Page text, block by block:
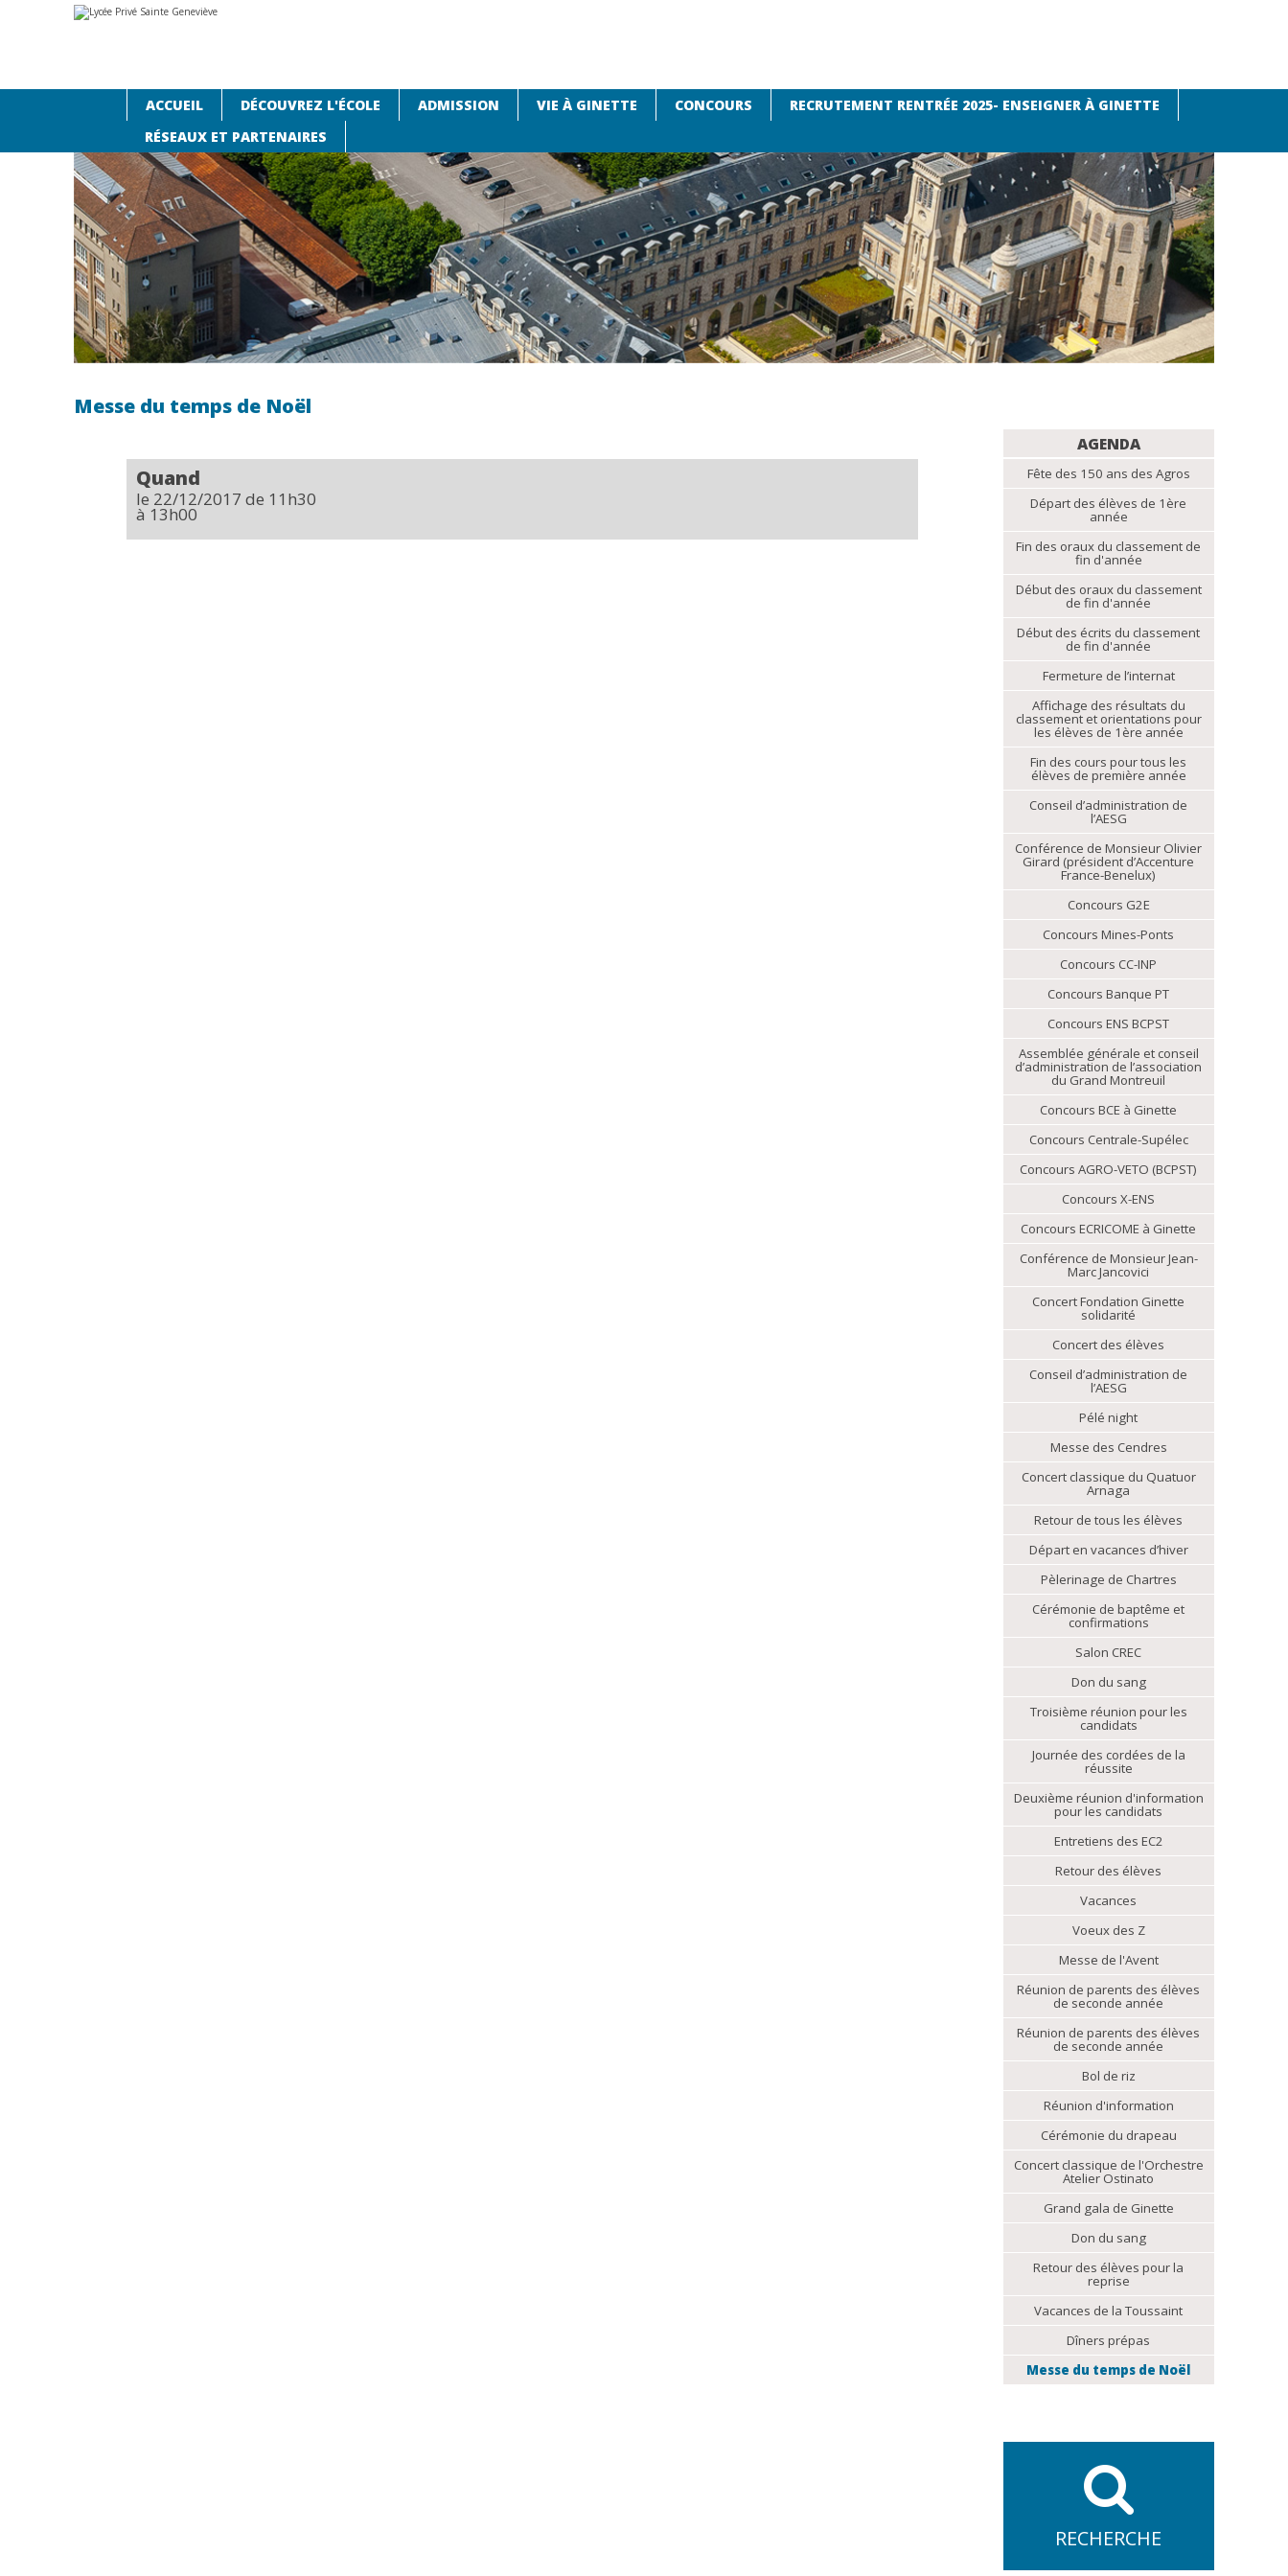
la
ACCUEIL DÉCOUVREZ L'ÉCOLE ADMISSION VIE À GINETTE CONCOURS
RECRUTEMENT RENTRÉE 2025- ENSEIGNER À GINETTE
RÉSEAUX ET PARTENAIRES
Accueil›Agenda Messe du temps de Noël
NAVIGATIONAGENDA
Fête des 150 ans des Agros
Départ des élèves de 1ère
année
Fin des oraux du classement de
fin d'année
Début des oraux du classement
de fin d'année
Début des écrits du classement
de fin d'année
Fermeture de l’internat
Affichage des résultats du
classement et orientations pour
les élèves de 1ère année
Fin des cours pour tous les
élèves de première année
Conseil d’administration de
l’AESG
Conférence de Monsieur Olivier
Girard (président d’Accenture
France-Benelux)
Concours G2E
Concours Mines-Ponts
Concours CC-INP
Concours Banque PT
Concours ENS BCPST
Assemblée générale et conseil
d’administration de l’association
du Grand Montreuil
Concours BCE à Ginette
Concours Centrale-Supélec
Concours AGRO-VETO (BCPST)
Concours X-ENS
Concours ECRICOME à Ginette
Conférence de Monsieur Jean-
Marc Jancovici
Concert Fondation Ginette
solidarité
Concert des élèves
Conseil d’administration de
l’AESG
Pélé night
Messe des Cendres
Concert classique du Quatuor
Arnaga
Retour de tous les élèves
Départ en vacances d’hiver
Pèlerinage de Chartres
Cérémonie de baptême et
confirmations
Salon CREC
Don du sang
Troisième réunion pour les
candidats
Journée des cordées de la
réussite
Deuxième réunion d'information
pour les candidats
Entretiens des EC2
Retour des élèves
Vacances
Voeux des Z
Messe de l'Avent
Réunion de parents des élèves
de seconde année
Réunion de parents des élèves
de seconde année
Bol de riz
Réunion d'information
Cérémonie du drapeau
Concert classique de l'Orchestre
Atelier Ostinato
Grand gala de Ginette
Don du sang
Retour des élèves pour la
reprise
Vacances de la Toussaint
Dîners prépas
Messe du temps de Noël
Messe du temps de Noël
Quand
le 22/12/2017 de 11h30
à 13h00
RECHERCHE